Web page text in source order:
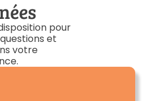
pour
et
votre